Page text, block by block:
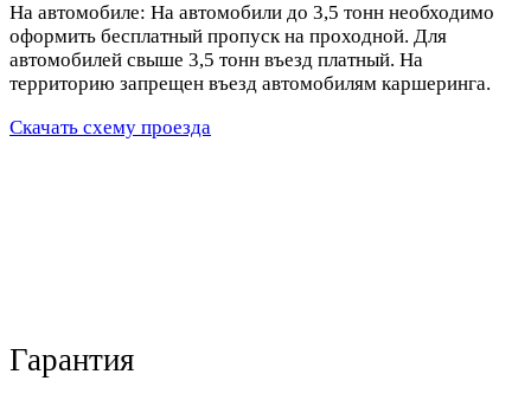
На автомобиле: На автомобили до 3,5 тонн необходимо
оформить бесплатный пропуск на проходной. Для
автомобилей свыше 3,5 тонн въезд платный. На
территорию запрещен въезд автомобилям каршеринга.
Скачать схему проезда
Гарантия